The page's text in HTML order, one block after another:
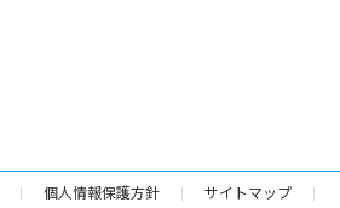
個人情報保護方針 サイトマップ